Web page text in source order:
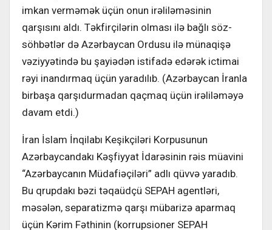
imkan verməmək üçün onun irəliləməsinin
qarşısını aldı. Təkfirçilərin olması ilə bağlı söz-
söhbətlər də Azərbaycan Ordusu ilə münaqişə
vəziyyətində bu şayiədən istifadə edərək ictimai
rəyi inandırmaq üçün yaradılıb. (Azərbaycan İranla
birbaşa qarşıdurmadan qaçmaq üçün irəliləməyə
davam etdi.)
İran İslam İnqilabı Keşikçiləri Korpusunun
Azərbaycandakı Kəşfiyyat İdarəsinin rəis müavini
“Azərbaycanın Müdafiəçiləri” adlı qüvvə yaradıb.
Bu qrupdakı bəzi təqaüdçü SEPAH agentləri,
məsələn, separatizmə qarşı mübarizə aparmaq
üçün Kərim Fəthinin (korrupsioner SEPAH